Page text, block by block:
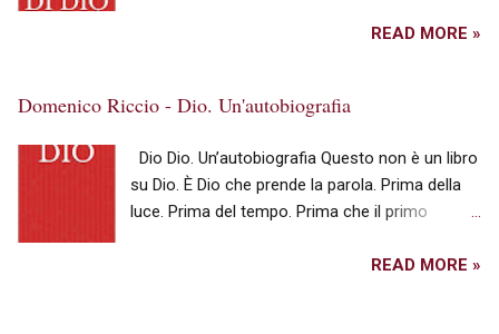
tra libri, album musicali e visioni artistiche ,
dei miti, delle superstizioni e delle gabbie dorate
del mondo contemporaneo. Non c'è spazio per
il conforto superficiale nel suo universo
creativo; c'è invece l'invito a percorrere una via
stretta, un rito di trasformazione che richied...
della Storia (Storia di Dio, Storia della Fede,
inarrestabile ascesa del monoteismo. L’Autore
articoli e note, ha conseguito una laurea, una
specializzazione, due dottorati di ricerca e tre
master. Vincitore di più borse di studio, ha
relatore in numerosi convegni e incontri di
READ MORE »
Domenico Riccio - Dio. Un'autobiografia
Dio Dio. Un’autobiografia Questo non è un libro
su Dio. È Dio che prende la parola. Prima della
luce. Prima del tempo. Prima che il primo
attraversa la creazione e racconta la propria
READ MORE »